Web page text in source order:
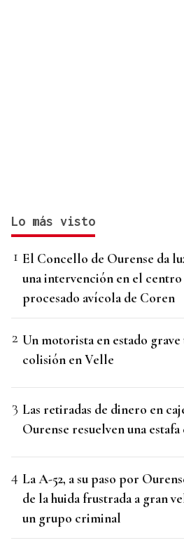
Lo más visto
El Concello de Ourense da
una intervención en el centro
procesado avícola de Coren
Un motorista en estado grave
colisión en Velle
Las retiradas de dinero en
Ourense resuelven una estafa
La A-52, a su paso por
de la huida frustrada a gran
un grupo criminal